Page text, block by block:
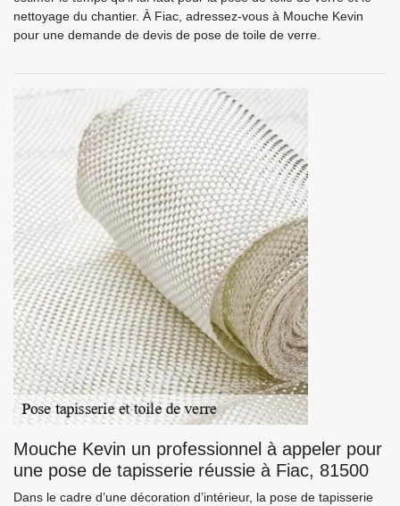
nettoyage du chantier. À Fiac, adressez-vous à Mouche Kevin
pour une demande de devis de pose de toile de verre.
Mouche Kevin un professionnel à appeler pour
une pose de tapisserie réussie à Fiac, 81500
Dans le cadre d’une décoration d’intérieur, la pose de tapisserie